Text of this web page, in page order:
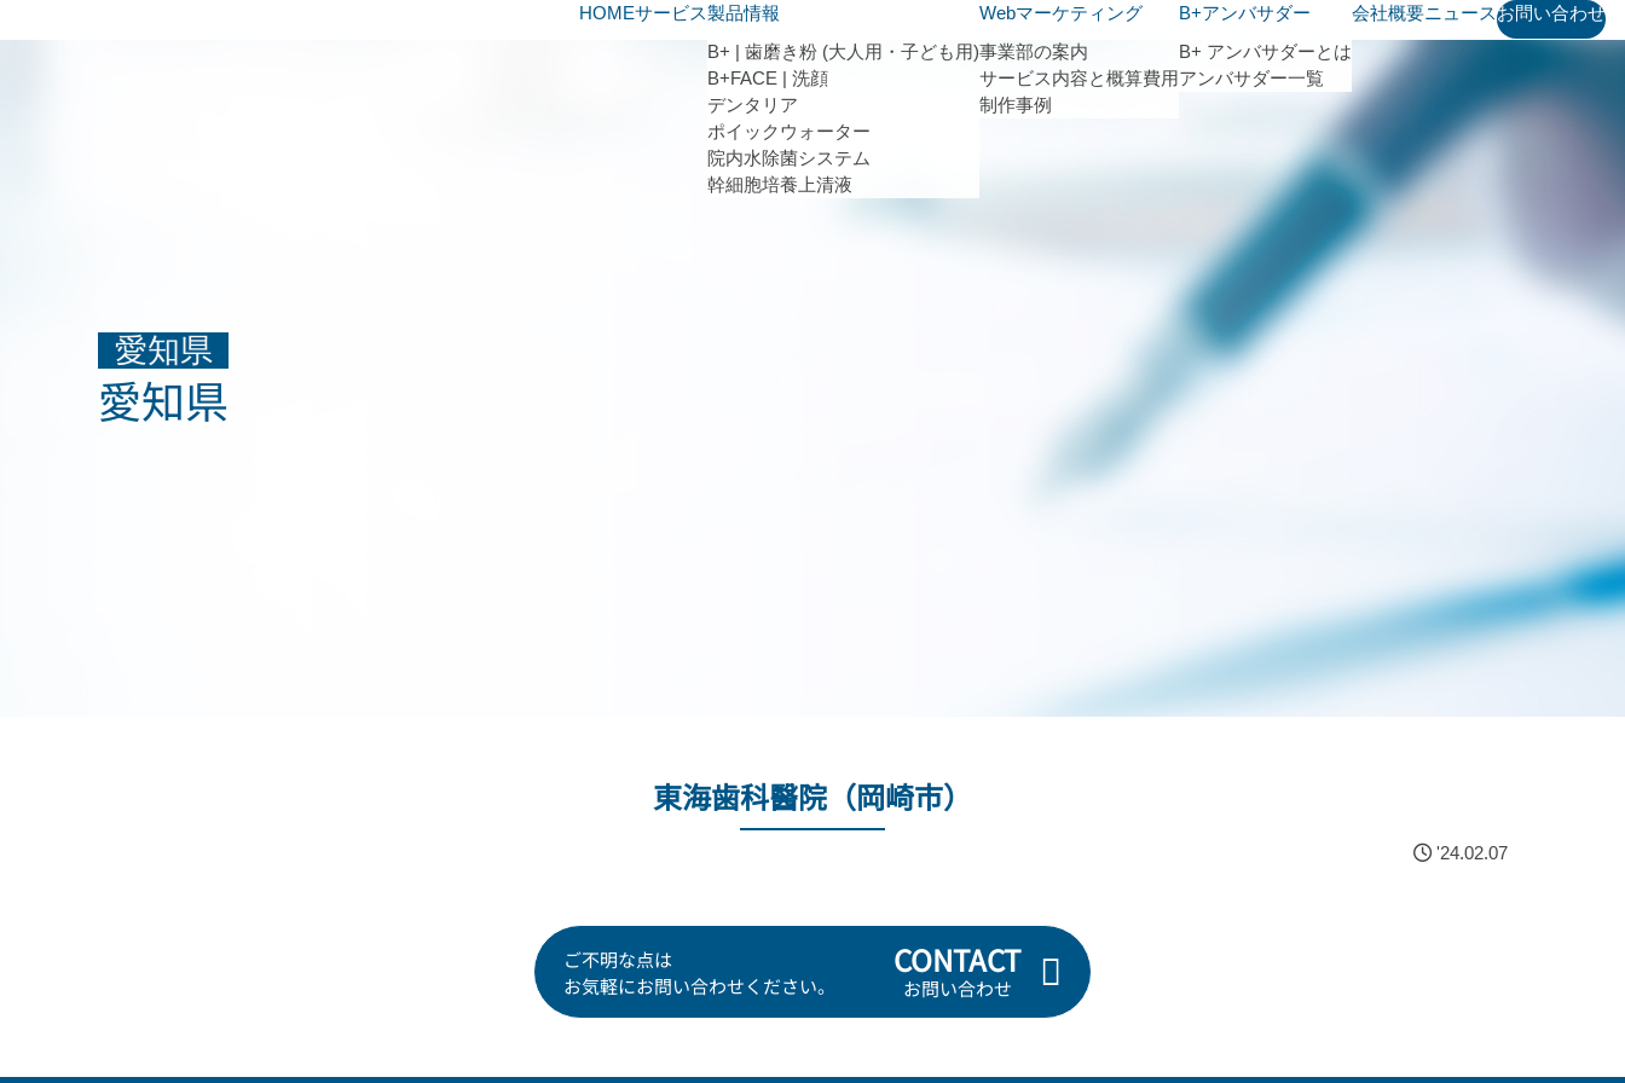
HOMEサービス製品情報
B+ | 歯磨き粉 (大人用・子ども用)
B+FACE | 洗顔
デンタリア
ポイックウォーター
院内水除菌システム
幹細胞培養上清液
Webマーケティング
事業部の案内
サービス内容と概算費用
制作事例
B+アンバサダー
B+ アンバサダーとは
アンバサダー一覧
会社概要ニュースお問い合わせ
愛知県
愛知県
東海歯科醫院（岡崎市）
'24.02.07
ご不明な点は
お気軽にお問い合わせください。
CONTACT
お問い合わせ